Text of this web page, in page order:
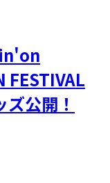
FESTIVAL
公開！